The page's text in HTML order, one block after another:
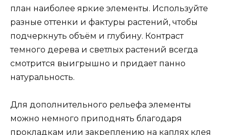
план наиболее яркие элементы. Используйте
разные оттенки и фактуры растений, чтобы
подчеркнуть объём и глубину. Контраст
темного дерева и светлых растений всегда
смотрится выигрышно и придает панно
натуральность.
Для дополнительного рельефа элементы
можно немного приподнять благодаря
прокладкам или закреплению на каплях клея